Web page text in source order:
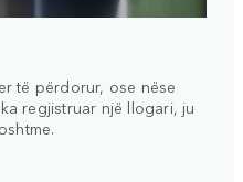
të përdorur, ose nëse
regjistruar një llogari, ju